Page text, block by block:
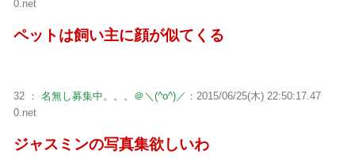
0.net
ペットは飼い主に顔が似てくる
32 ： 名無し募集中。。。＠＼(^o^)／ ：2015/06/25(木) 22:50:17.47
0.net
ジャスミンの写真集欲しいわ